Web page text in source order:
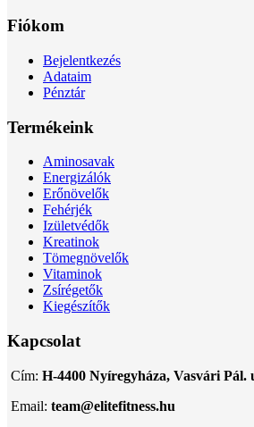
Fiókom
Bejelentkezés
Adataim
Pénztár
Termékeink
Aminosavak
Energizálók
Erőnövelők
Fehérjék
Izületvédők
Kreatinok
Tömegnövelők
Vitaminok
Zsírégetők
Kiegészítők
Kapcsolat
Cím: H-4400 Nyíregyháza, Vasvári Pál.
Email: team@elitefitness.hu